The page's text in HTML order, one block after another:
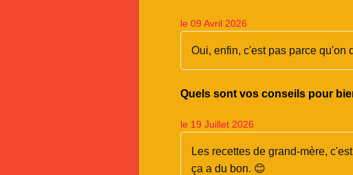
le 09 Avril 2026
Oui, enfin, c'est pas parce qu'on
Quels sont vos conseils pour
le 19 Juillet 2026
Les recettes de grand-mère,
ça a du bon. 😊